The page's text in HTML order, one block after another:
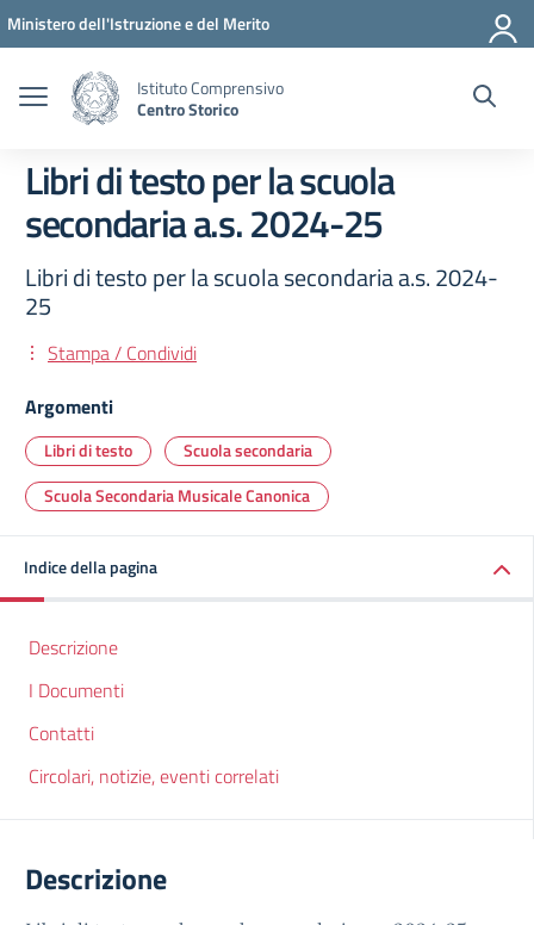
Vai ai contenuti
Vai al menu di navigazione
Vai al footer
Ministero dell'Istruzione e del Merito
Istituto Comprensivo
Centro Storico
Libri di testo per la scuola
secondaria a.s. 2024-25
Libri di testo per la scuola secondaria a.s. 2024-
25
Stampa / Condividi
Argomenti
Libri di testo
Scuola secondaria
Scuola Secondaria Musicale Canonica
Indice della pagina
Descrizione
I Documenti
Contatti
Circolari, notizie, eventi correlati
Descrizione